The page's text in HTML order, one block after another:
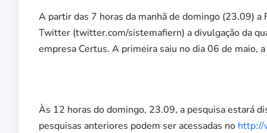
A partir das 7 horas da manhã de domingo (23.09) a
Twitter (twitter.com/sistemafiern) a divulgação da
empresa Certus. A primeira saiu no dia 06 de maio,
Às 12 horas do domingo, 23.09, a pesquisa estará
pesquisas anteriores podem ser acessadas no http://